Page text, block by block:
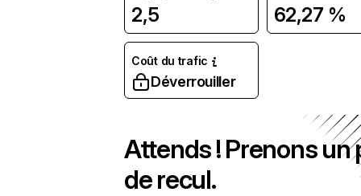
2,5 62,27 %
Coût du trafic
Déverrouiller
Attends ! Prenons un
de recul.